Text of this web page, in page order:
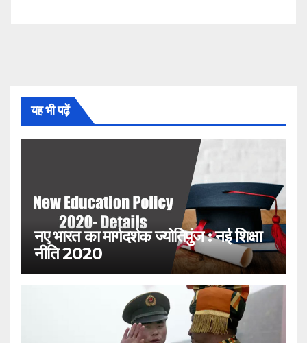
यह भी पढ़ें
नए भारत का मार्गदर्शक ज्योतिपुंज : नई शिक्षा
नीति 2020